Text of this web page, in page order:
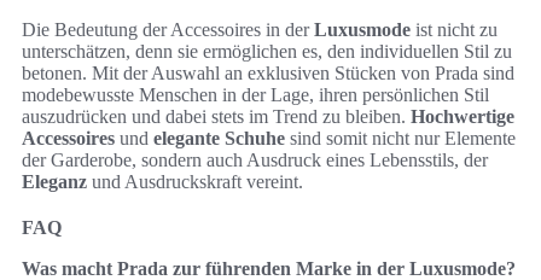
Die Bedeutung der Accessoires in derLuxusmode ist nicht zu
unterschätzen, denn sie ermöglichen es, den individuellen Stil zu
betonen. Mit der Auswahl an exklusiven Stücken von Prada sind
modebewusste Menschen in der Lage, ihren persönlichen Stil
auszudrücken und dabei stets im Trend zu bleiben. Hochwertige
Accessoires und elegante Schuhe sind somit nicht nur Elemente
der Garderobe, sondern auch Ausdruck eines Lebensstils, der
Eleganz und Ausdruckskraft vereint.
FAQ
Was macht Prada zur führenden Marke in der Luxusmode?